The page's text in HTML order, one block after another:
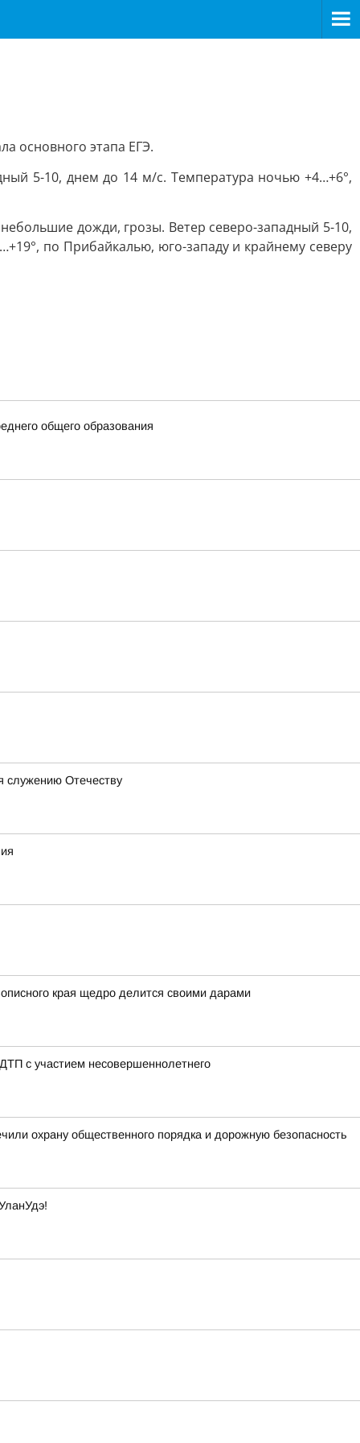
основного этапа ЕГЭ.
5-10, днем до 14 м/с. Температура ночью +4…+6°,
дожди, грозы. Ветер северо-западный 5-10,
по Прибайкалью, юго-западу и крайнему северу
общего образования
служению Отечеству
края щедро делится своими дарами
с участием несовершеннолетнего
охрану общественного порядка и дорожную безопасность